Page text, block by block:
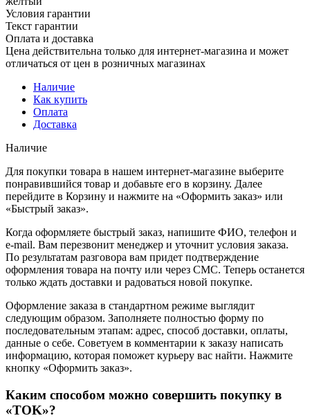
Условия гарантии
Текст гарантии
Оплата и доставка
Цена действительна только для интернет-магазина и может
отличаться от цен в розничных магазинах
Наличие
Как купить
Оплата
Доставка
Наличие
Для покупки товара в нашем интернет-магазине выберите
понравившийся товар и добавьте его в корзину. Далее
перейдите в Корзину и нажмите на «Оформить заказ» или
«Быстрый заказ».
Когда оформляете быстрый заказ, напишите ФИО, телефон и
e-mail. Вам перезвонит менеджер и уточнит условия заказа.
По результатам разговора вам придет подтверждение
оформления товара на почту или через СМС. Теперь останется
только ждать доставки и радоваться новой покупке.
Оформление заказа в стандартном режиме выглядит
следующим образом. Заполняете полностью форму по
последовательным этапам: адрес, способ доставки, оплаты,
данные о себе. Советуем в комментарии к заказу написать
информацию, которая поможет курьеру вас найти. Нажмите
кнопку «Оформить заказ».
Каким способом можно совершить покупку в
«TOK»?